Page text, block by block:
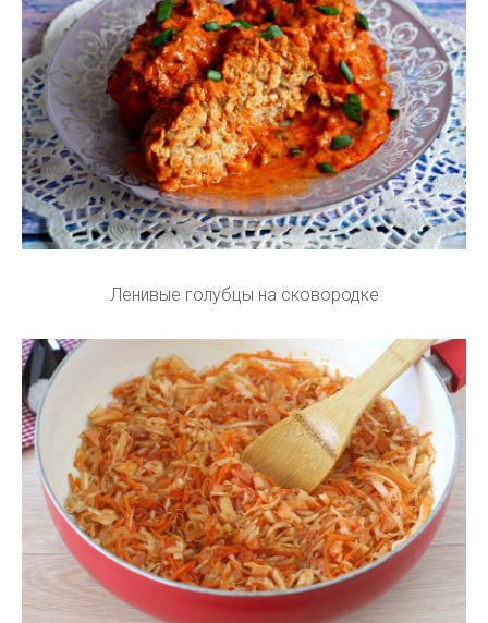
Ленивые голубцы на сковородке